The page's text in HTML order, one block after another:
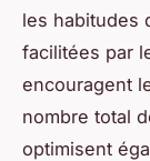
les habitudes
facilitées par
encouragent
nombre total
optimisent